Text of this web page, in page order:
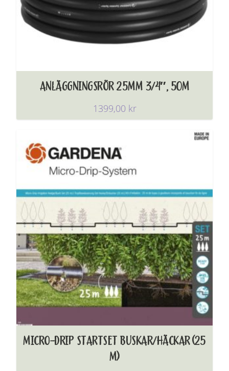
ANLÄGGNINGSRÖR 25MM 3/4″, 50M
1399,00 kr
MICRO-DRIP STARTSET BUSKAR/HÄCKAR (25
M)